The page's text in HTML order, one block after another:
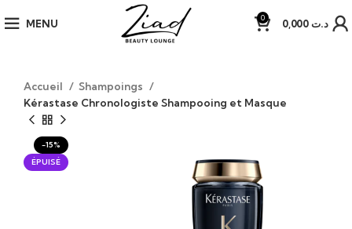
MENU 0 د.ت
Accueil
Shampoings
Kérastase Chronologiste Shampooing et Masque
-15%
ÉPUISÉ